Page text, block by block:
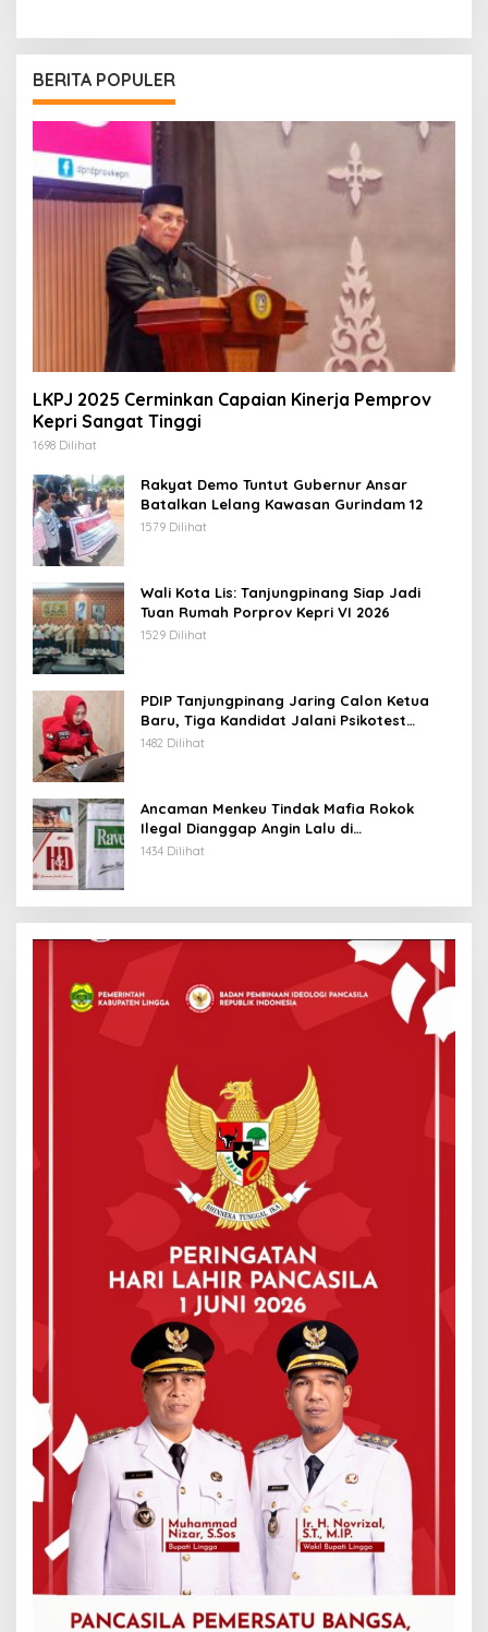
BERITA POPULER
LKPJ 2025 Cerminkan Capaian Kinerja Pemprov
Kepri Sangat Tinggi
1698 Dilihat
Rakyat Demo Tuntut Gubernur Ansar
Batalkan Lelang Kawasan Gurindam 12
1579 Dilihat
Wali Kota Lis: Tanjungpinang Siap Jadi
Tuan Rumah Porprov Kepri VI 2026
1529 Dilihat
PDIP Tanjungpinang Jaring Calon Ketua
Baru, Tiga Kandidat Jalani Psikotest
Daring
1482 Dilihat
Ancaman Menkeu Tindak Mafia Rokok
Ilegal Dianggap Angin Lalu di
Tanjungpinang
1434 Dilihat